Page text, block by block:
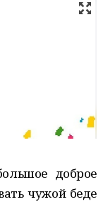
доброе
чужой беде